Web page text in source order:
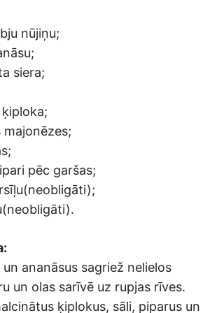
nūjiņu;
siera;
pēc garšas;
ananāsus sagriež nelielos
un olas sarīvē uz rupjas rīves.
ķiplokus, sāli, piparus un